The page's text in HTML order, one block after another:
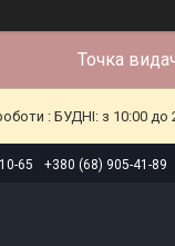
Точка
: БУДНІ: з 10:00
65 +380 (68) 905-41-89